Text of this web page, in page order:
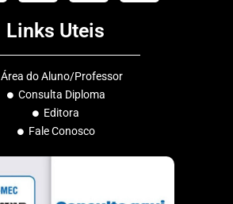
t
a
g
r
a
m
t
s
a
p
u
Links Uteis
Área do Aluno/Professor
Consulta Diploma
Editora
Fale Conosco